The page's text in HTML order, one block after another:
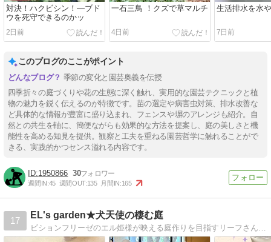
対決！ハクビシン！―ブド
ウを死守できるのかッ
2日前
一石三鳥 ！クズで草マルチ
4日前
生活排水を水
7日前
このブログのここがポイント
季節の変化と園芸奥義を伝授
四季折々の庭づくりや花の生態に深く触れ、実用的な園芸テクニックと植
物の魅力を鋭く伝えるのが特徴です。苗の選定や病害虫対策、排水改善な
ど具体的な情報が豊富に盛り込まれ、フェンスや塀のアレンジも紹介。自
然との共生を軸に、簡便ながらも効果的な方法を提案し、庭の美しさと機
能性を高める知見を提供。観察と工夫を重ねる園芸哲学に触れることがで
きる、実践的かつセンス溢れる内容です。
1950866 30
週間IN:45 週間OUT:135 月間IN:165
17
EL's garden★犬天使の棲む庭
ビションフリーゼのエル姫様が映える庭作りを目指すリーフさんの初心者ガーデニング&育犬日記です★